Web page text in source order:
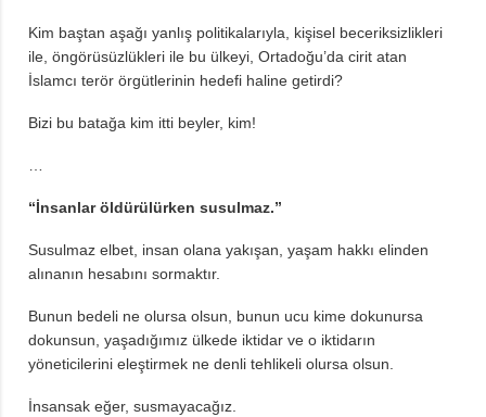
Kim baştan aşağı yanlış politikalarıyla, kişisel beceriksizlikleri
ile, öngörüsüzlükleri ile bu ülkeyi, Ortadoğu’da cirit atan
İslamcı terör örgütlerinin hedefi haline getirdi?
Bizi bu batağa kim itti beyler, kim!
“İnsanlar öldürülürken susulmaz.”
Susulmaz elbet, insan olana yakışan, yaşam hakkı elinden
alınanın hesabını sormaktır.
Bunun bedeli ne olursa olsun, bunun ucu kime dokunursa
dokunsun, yaşadığımız ülkede iktidar ve o iktidarın
yöneticilerini eleştirmek ne denli tehlikeli olursa olsun.
İnsansak eğer, susmayacağız.